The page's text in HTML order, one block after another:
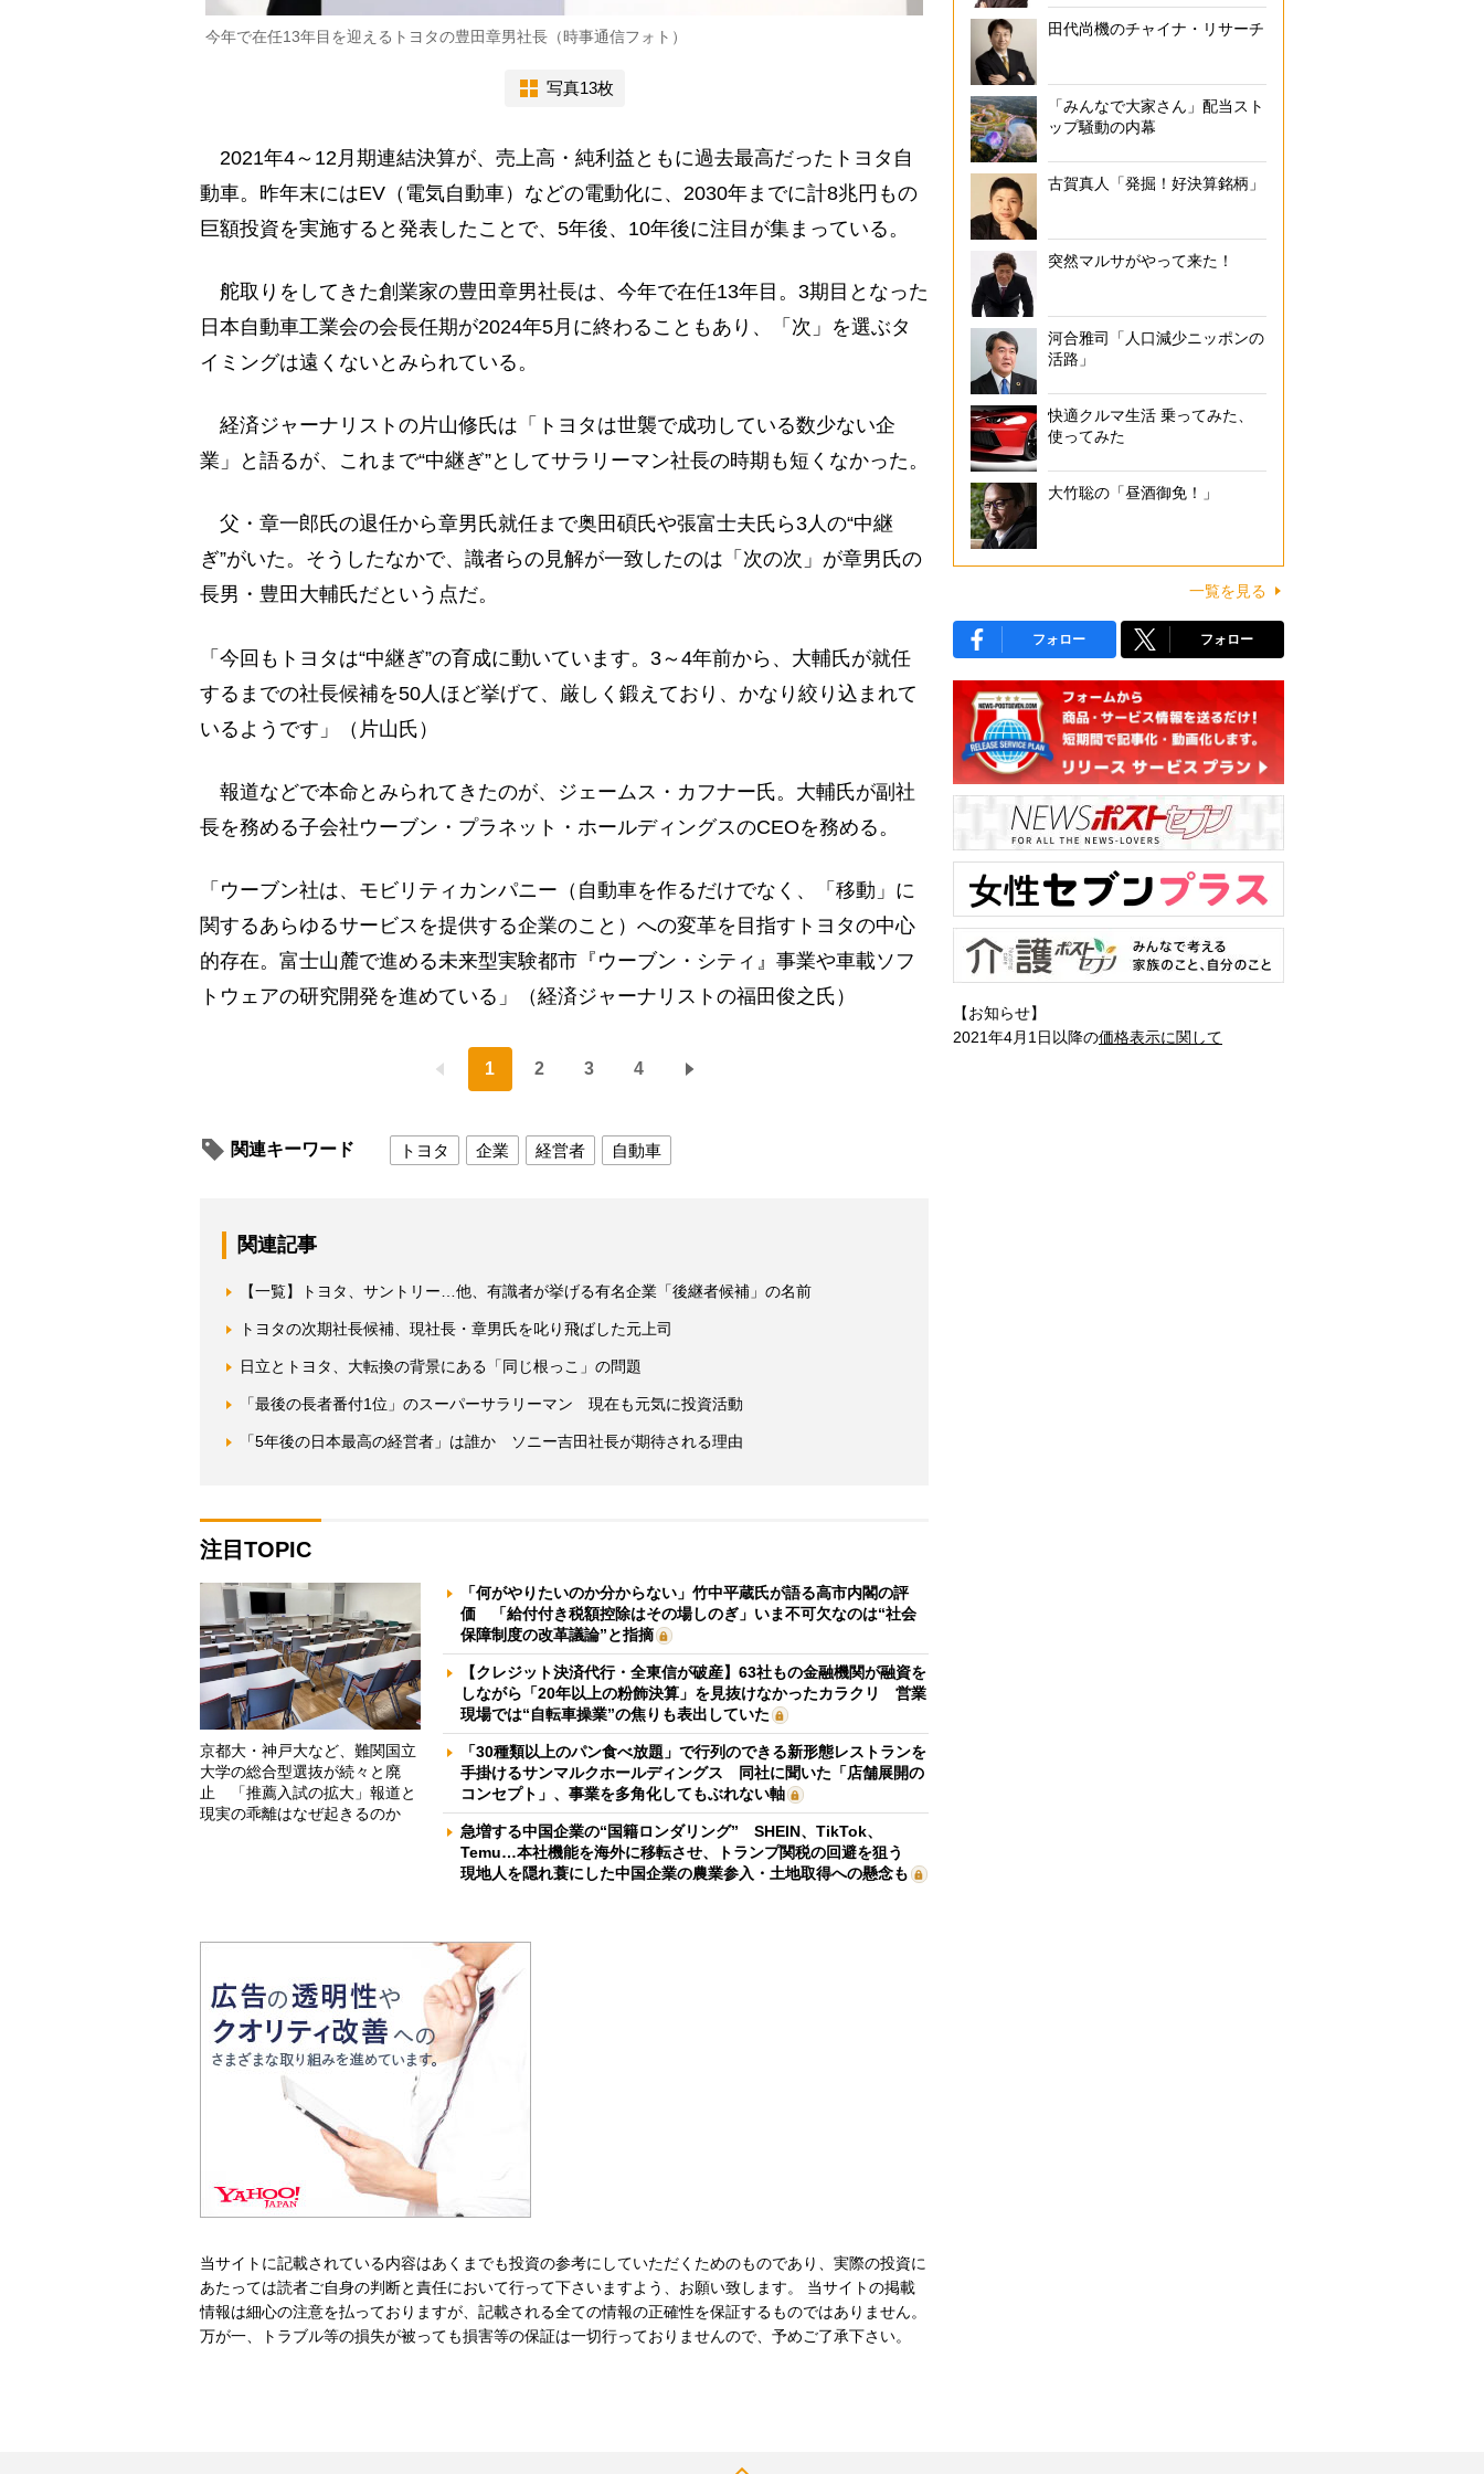
今年で在任13年目を迎えるトヨタの豊田章男社長（時事通信フォト）
写真13枚
2021年4～12月期連結決算が、売上高・純利益ともに過去最高だったトヨタ自
動車。昨年末にはEV（電気自動車）などの電動化に、2030年までに計8兆円もの
巨額投資を実施すると発表したことで、5年後、10年後に注目が集まっている。
舵取りをしてきた創業家の豊田章男社長は、今年で在任13年目。3期目となった
日本自動車工業会の会長任期が2024年5月に終わることもあり、「次」を選ぶタ
イミングは遠くないとみられている。
経済ジャーナリストの片山修氏は「トヨタは世襲で成功している数少ない企
業」と語るが、これまで“中継ぎ”としてサラリーマン社長の時期も短くなかった。
父・章一郎氏の退任から章男氏就任まで奥田碩氏や張富士夫氏ら3人の“中継
ぎ”がいた。そうしたなかで、識者らの見解が一致したのは「次の次」が章男氏の
長男・豊田大輔氏だという点だ。
「今回もトヨタは“中継ぎ”の育成に動いています。3～4年前から、大輔氏が就任
するまでの社長候補を50人ほど挙げて、厳しく鍛えており、かなり絞り込まれて
いるようです」（片山氏）
報道などで本命とみられてきたのが、ジェームス・カフナー氏。大輔氏が副社
長を務める子会社ウーブン・プラネット・ホールディングスのCEOを務める。
「ウーブン社は、モビリティカンパニー（自動車を作るだけでなく、「移動」に
関するあらゆるサービスを提供する企業のこと）への変革を目指すトヨタの中心
的存在。富士山麓で進める未来型実験都市『ウーブン・シティ』事業や車載ソフ
トウェアの研究開発を進めている」（経済ジャーナリストの福田俊之氏）
1 2 3 4
関連キーワード トヨタ 企業 経営者 自動車
関連記事
【一覧】トヨタ、サントリー…他、有識者が挙げる有名企業「後継者候補」の名前
トヨタの次期社長候補、現社長・章男氏を叱り飛ばした元上司
日立とトヨタ、大転換の背景にある「同じ根っこ」の問題
「最後の長者番付1位」のスーパーサラリーマン 現在も元気に投資活動
「5年後の日本最高の経営者」は誰か ソニー吉田社長が期待される理由
注目TOPIC
京都大・神戸大など、難関国立
大学の総合型選抜が続々と廃
止 「推薦入試の拡大」報道と
現実の乖離はなぜ起きるのか
「何がやりたいのか分からない」竹中平蔵氏が語る高市内閣の評
価 「給付付き税額控除はその場しのぎ」いま不可欠なのは“社会
保障制度の改革議論”と指摘
【クレジット決済代行・全東信が破産】63社もの金融機関が融資を
しながら「20年以上の粉飾決算」を見抜けなかったカラクリ 営業
現場では“自転車操業”の焦りも表出していた
「30種類以上のパン食べ放題」で行列のできる新形態レストランを
手掛けるサンマルクホールディングス 同社に聞いた「店舗展開の
コンセプト」、事業を多角化してもぶれない軸
急増する中国企業の“国籍ロンダリング” SHEIN、TikTok、
Temu…本社機能を海外に移転させ、トランプ関税の回避を狙う
現地人を隠れ蓑にした中国企業の農業参入・土地取得への懸念も
当サイトに記載されている内容はあくまでも投資の参考にしていただくためのものであり、実際の投資に
あたっては読者ご自身の判断と責任において行って下さいますよう、お願い致します。 当サイトの掲載
情報は細心の注意を払っておりますが、記載される全ての情報の正確性を保証するものではありません。
万が一、トラブル等の損失が被っても損害等の保証は一切行っておりませんので、予めご了承下さい。
田代尚機のチャイナ・リサーチ
「みんなで大家さん」配当スト
ップ騒動の内幕
古賀真人「発掘！好決算銘柄」
突然マルサがやって来た！
河合雅司「人口減少ニッポンの
活路」
快適クルマ生活 乗ってみた、
使ってみた
大竹聡の「昼酒御免！」
一覧を見る
フォロー フォロー
【お知らせ】
2021年4月1日以降の価格表示に関して